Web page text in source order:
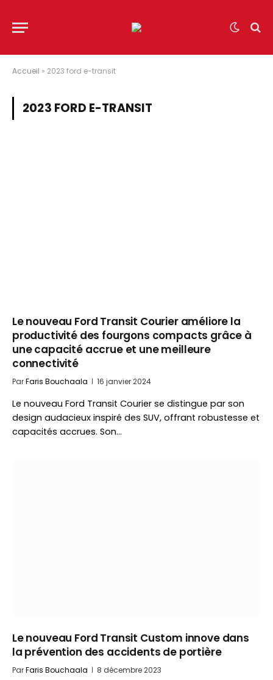
Accueil » 2023 ford e-transit
2023 FORD E-TRANSIT
Le nouveau Ford Transit Courier améliore la
productivité des fourgons compacts grâce à
une capacité accrue et une meilleure
connectivité
ParFaris Bouchaala 16 janvier 2024
Le nouveau Ford Transit Courier se distingue par son
design audacieux inspiré des SUV, offrant robustesse et
capacités accrues. Son…
Le nouveau Ford Transit Custom innove dans
la prévention des accidents de portière
ParFaris Bouchaala 8 décembre 2023